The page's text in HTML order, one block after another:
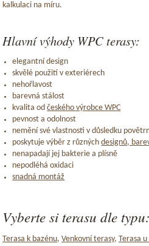
kalkulaci na míru.
Hlavní výhody WPC terasy:
elegantní design
skvělé použití v exteriérech
nehořlavost
barevná stálost
kvalita odčeského výrobce WPC
pevnost a odolnost
nemění své vlastnosti v důsledku
poskytuje výběr z různýchdesignů,
nenapadají jej bakterie a plísně
nepodléhá oxidaci
snadná montáž
Vyberte si terasu dle typu:
Terasa k bazénu, Venkovní terasy, Terasa